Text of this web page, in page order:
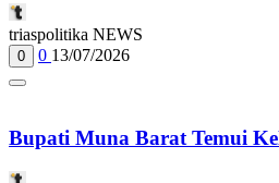
triaspolitika NEWS
0 0 13/07/2026
Bupati Muna Barat Temui